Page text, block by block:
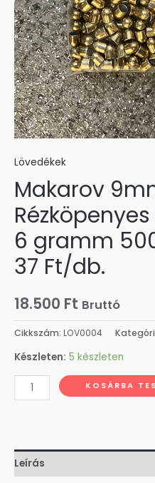
Lövedékek
Makarov
6 gramm
37 Ft/db.
18.500 Ft Bruttó
Cikkszám: LOV0004
Készleten: 5 készleten
Makarov
9mm
Rézköpenyes
KOSÁRBA
Leírás